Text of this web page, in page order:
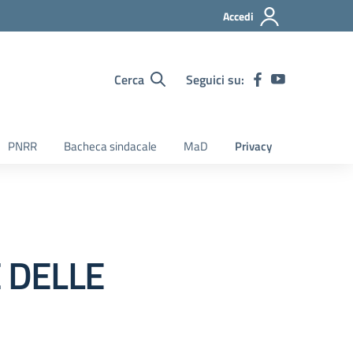
Accedi
Cerca Seguici su:
PNRR Bacheca sindacale MaD Privacy